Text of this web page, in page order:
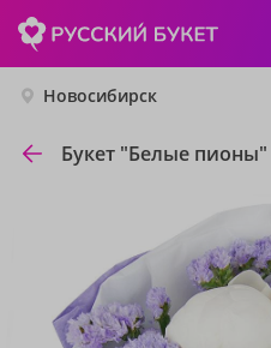
Новосибирск
Букет "Белые пионы"